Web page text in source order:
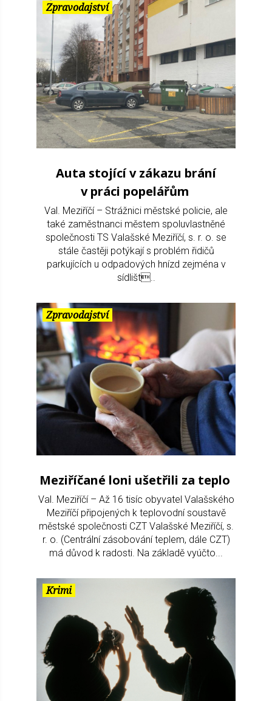
Zpravodajství
Auta stojící v zákazu brání
v práci popelářům
Val. Meziříčí – Strážnici městské policie, ale
také zaměstnanci městem spoluvlastněné
společnosti TS Valašské Meziříčí, s. r. o. se
stále častěji potýkají s problém řidičů
parkujících u odpadových hnízd zejména v
sídlišt..
Zpravodajství
Meziříčané loni ušetřili za teplo
Val. Meziříčí – Až 16 tisíc obyvatel Valašského
Meziříčí připojených k teplovodní soustavě
městské společnosti CZT Valašské Meziříčí, s.
r. o. (Centrální zásobování teplem, dále CZT)
má důvod k radosti. Na základě vyúčto...
Krimi